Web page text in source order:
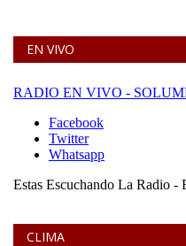
EN VIVO
CLIMA